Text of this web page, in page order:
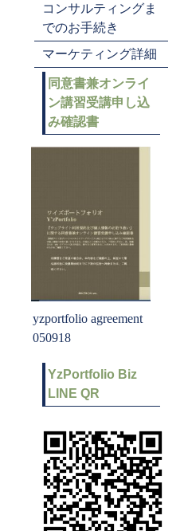
コンサルティングま
でのお手続き
マーケティング詳細
同意書兼オンライ
ン講習受講申し込
み確認書
yzportfolio agreement
050918
YzPortfolio Biz
LINE QR